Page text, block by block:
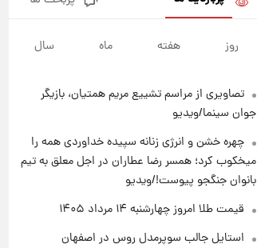
قیمت دلار در بازار آزاد امروز
ثابت ماند؟ +جدول
۲۰ ساعت پیش
بزرگ‌تری برای ایران است
۲۱ ساعت پیش
آمریکا به مدرسه میناب؛ «باید
سیلی محکمی به صورت ترامپ زد»
۲۱ ساعت پیش
قیمت طلا و سکه امروز چهارشنبه
و سکه
روز هفته ماه سال
تصاویری از مراسم تشییع مریم همتیان، بازیگر
جوان سینما/ویدیو
چهره خشن و انرژی زنانه سپیده خداوردی همه را
میخکوب کرد؛ همسر رضا عطاران در اجل معلق به تیم
بانوان جنگجو پیوست!/ویدیو
قیمت طلا امروز چهارشنبه ۱۴ مرداد ۱۴۰۵
استایل جالب سوپرمدل روس در اصفهان